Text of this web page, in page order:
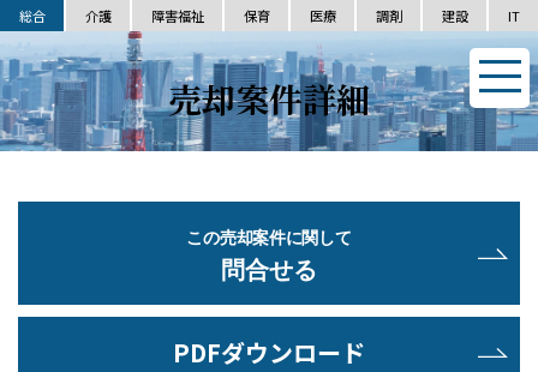
総合 介護 障害福祉 保育 医療 調剤 建設 IT
売却案件詳細
この売却案件に関して
問合せる
PDFダウンロード